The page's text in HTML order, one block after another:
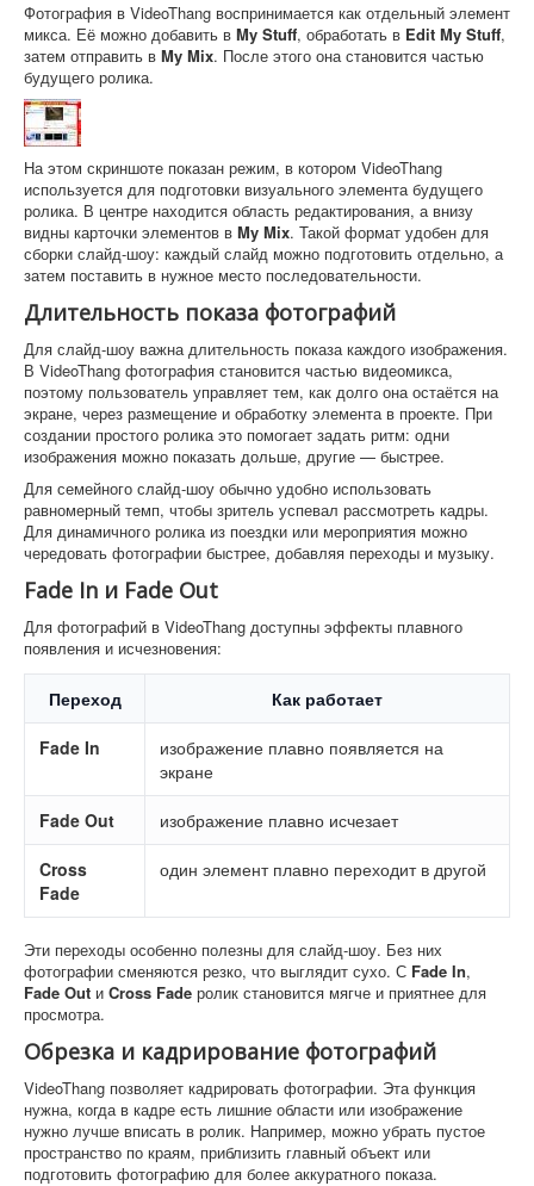
Фотография в VideoThang воспринимается как отдельный элемент
микса. Её можно добавить в My Stuff, обработать в Edit My Stuff,
затем отправить в My Mix. После этого она становится частью
будущего ролика.
На этом скриншоте показан режим, в котором VideoThang
используется для подготовки визуального элемента будущего
ролика. В центре находится область редактирования, а внизу
видны карточки элементов в My Mix. Такой формат удобен для
сборки слайд-шоу: каждый слайд можно подготовить отдельно, а
затем поставить в нужное место последовательности.
Длительность показа фотографий
Для слайд-шоу важна длительность показа каждого изображения.
В VideoThang фотография становится частью видеомикса,
поэтому пользователь управляет тем, как долго она остаётся на
экране, через размещение и обработку элемента в проекте. При
создании простого ролика это помогает задать ритм: одни
изображения можно показать дольше, другие — быстрее.
Для семейного слайд-шоу обычно удобно использовать
равномерный темп, чтобы зритель успевал рассмотреть кадры.
Для динамичного ролика из поездки или мероприятия можно
чередовать фотографии быстрее, добавляя переходы и музыку.
Fade In и Fade Out
Для фотографий в VideoThang доступны эффекты плавного
появления и исчезновения:
Переход Как работает
Fade In
изображение плавно появляется на
экране
Fade Out изображение плавно исчезает
Cross
Fade
один элемент плавно переходит в другой
Эти переходы особенно полезны для слайд-шоу. Без них
фотографии сменяются резко, что выглядит сухо. С Fade In,
Fade Out и Cross Fade ролик становится мягче и приятнее для
просмотра.
Обрезка и кадрирование фотографий
VideoThang позволяет кадрировать фотографии. Эта функция
нужна, когда в кадре есть лишние области или изображение
нужно лучше вписать в ролик. Например, можно убрать пустое
пространство по краям, приблизить главный объект или
подготовить фотографию для более аккуратного показа.